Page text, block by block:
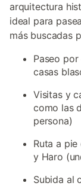
arquitectura
ideal para
más buscadas
Paseo
casas
Visitas y
como las
persona)
Ruta a
y Haro
Subida al